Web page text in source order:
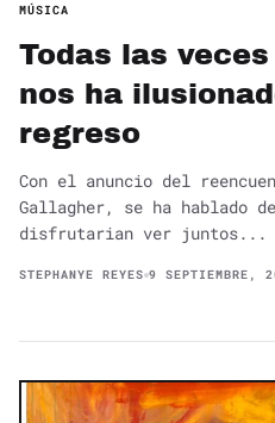
MÚSICA
Todas las
nos ha
regreso
Con el anuncio del
Gallagher, se ha hablado
disfrutarian ver juntos...
STEPHANYE REYES 9 SEPTIEMBRE,